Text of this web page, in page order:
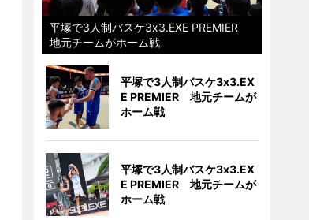
平塚で3人制バスケ3x3.EXE PREMIER
地元チームがホーム戦
平塚で3人制バスケ3x3.EX
E PREMIER 地元チームが
ホーム戦
平塚で3人制バスケ3x3.EX
E PREMIER 地元チームが
ホーム戦